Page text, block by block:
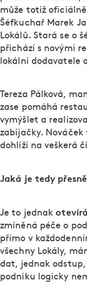
může totiž
Šéfkuchař Marek
Lokálů. Stará se o
přichází s novými
lokální dodavatele
Tereza Pálková,
zase pomáhá
vymýšlet a
zabijačky. Nováček
dohlíží na veškerá
Jaká je tedy
Je to jednak
zmíněná péče o
přímo v
všechny Lokály,
dat, jednak
podniku logicky